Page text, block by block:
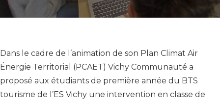
Dans le cadre de l’animation de son Plan Climat Air
Énergie Territorial (PCAET) Vichy Communauté a
proposé aux étudiants de première année du BTS
tourisme de l’ES Vichy une intervention en classe de